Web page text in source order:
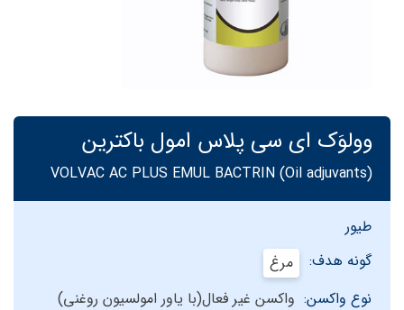
وولوَک ای سی پلاس امول باکترین
VOLVAC AC PLUS EMUL BACTRIN (Oil adjuvants)
طیور
گونه هدف:
مرغ
نوع واکسن: واکسن غیر فعال(با یاور امولسیون روغنی)